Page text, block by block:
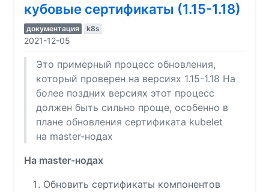
кубовые сертификаты (1.15-1.18)
документация k8s
2021-12-05
Это примерный процесс обновления,
который проверен на версиях 1.15-1.18 На
более поздних версиях этот процесс
должен быть сильно проще, особенно в
плане обновления сертификата kubelet
на master-нодах
На master-нодах
Обновить сертификаты компонентов